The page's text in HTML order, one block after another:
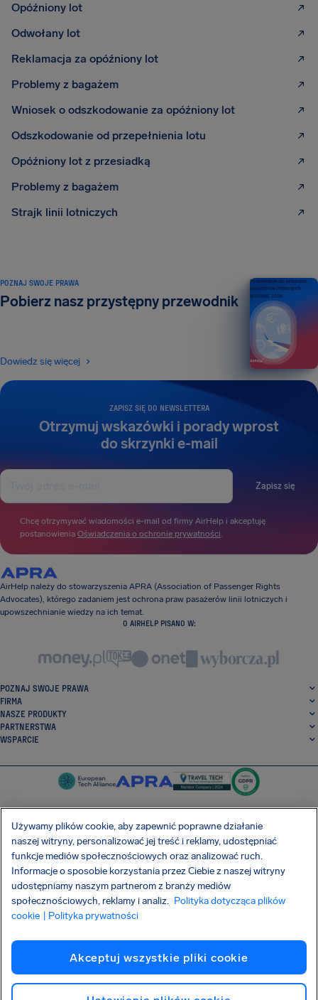
Opóźniony lot
Odwołany lot
Reklamacja za opóźniony lot
Problemy z bagażem
Wniosek o odszkodowanie za opóźniony lot
Odszkodowanie od przepełnienia lotu
Opóźniony lot z przesiadką
Problemy z bagażem
Strajk linii lotniczych
ZAPISZ SIĘ DO NEWSLETTERA
Otrzymuj wskazówki i porady wprost
do skrzynki e-mail
Zapisz się
Chcę otrzymywać wiadomości e-mail od firmy AirHelp i akceptuję
postanowienia Oświadczenia o ochronie prywatności.
POZNAJ SWOJE PRAWA
Pobierz nasz przystępny przewodnik
Dowiedz się więcej
Przewodnik po prawach
pasażerów lotniczych
WYDANIE 2026
AirHelp należy do stowarzyszenia APRA (Association of Passenger Rights
Advocates), którego zadaniem jest ochrona praw pasażerów linii lotniczych i
upowszechnianie wiedzy na ich temat.
O AIRHELP PISANO W:
POZNAJ SWOJE PRAWA
FIRMA
NASZE PRODUKTY
PARTNERSTWA
WSPARCIE
SocialFacebook
SocialTwitter
SocialInstagram
SocialLinkedin
POBIERZ NASZĄ DARMOWĄ APLIKACJĘ
Polityka prywatności Pliki cookie
Imprint
Atak na łańcuch dostaw Shai-Hulud
Copyright © 2026 AirHelp
Używamy plików cookie, aby zapewnić poprawne działanie
naszej witryny, personalizować jej treść i reklamy, udostępniać
funkcje mediów społecznościowych oraz analizować ruch.
Informacje o sposobie korzystania przez Ciebie z naszej witryny
udostępniamy naszym partnerom z branży mediów
społecznościowych, reklamy i analiz. Polityka dotycząca plików
cookie
| Polityka prywatności
Akceptuj wszystkie pliki cookie